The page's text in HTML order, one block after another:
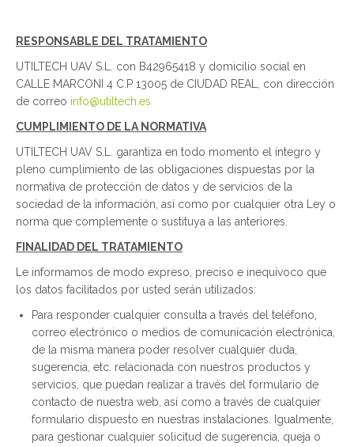
RESPONSABLE DEL TRATAMIENTO
UTILTECH UAV S.L. con B42965418 y domicilio social en
CALLE MARCONI 4 C.P 13005 de CIUDAD REAL, con dirección
de correo info@utiltech.es
CUMPLIMIENTO DE LA NORMATIVA
UTILTECH UAV S.L. garantiza en todo momento el íntegro y
pleno cumplimiento de las obligaciones dispuestas por la
normativa de protección de datos y de servicios de la
sociedad de la información, así como por cualquier otra Ley o
norma que complemente o sustituya a las anteriores.
FINALIDAD DEL TRATAMIENTO
Le informamos de modo expreso, preciso e inequívoco que
los datos facilitados por usted serán utilizados:
Para responder cualquier consulta a través del teléfono,
correo electrónico o medios de comunicación electrónica,
de la misma manera poder resolver cualquier duda,
sugerencia, etc. relacionada con nuestros productos y
servicios, que puedan realizar a través del formulario de
contacto de nuestra web, así como a través de cualquier
formulario dispuesto en nuestras instalaciones. Igualmente,
para gestionar cualquier solicitud de sugerencia, queja o